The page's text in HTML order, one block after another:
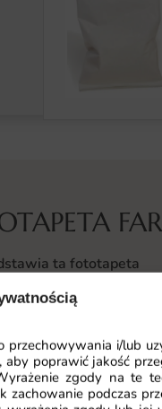
i/lub
poprawić jakość
zgody na te
zachowanie podczas
ta fototapeta
planie widać
stodoły i zielone
która świetnie pobudza
jak płotki, wiatraki
z bajki. Motyw